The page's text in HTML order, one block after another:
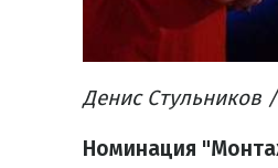
Денис Стульников /
Номинация